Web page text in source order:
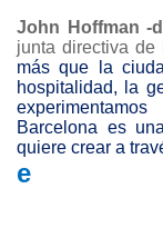
John Hoffman -d
junta directiva de
más que la
hospitalidad, la
Barcelona es
quiere crear a
e